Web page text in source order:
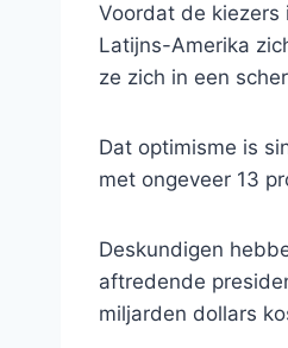
Voordat de kiezers
Latijns-Amerika
ze zich in een
Dat optimisme is
met ongeveer 13
Deskundigen
aftredende
miljarden dollars